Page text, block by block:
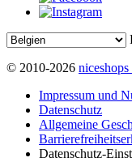
© 2010-2026
Impressum und
Datenschutz
Allgemeine
Datenschutz-